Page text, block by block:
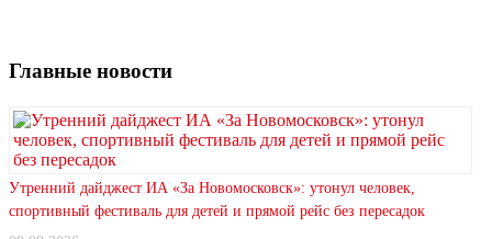
Главные новости
Утренний дайджест ИА «За Новомосковск»: утонул человек,
спортивный фестиваль для детей и прямой рейс без пересадок